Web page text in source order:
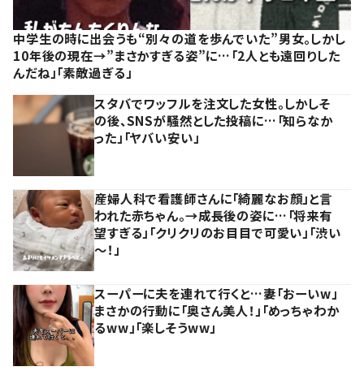
中学生の時に出会うも“別々の道を歩んでいた”男女。しかし
10年後の現在→”まさかすぎる姿”に…「2人とも遠回りした
んだね」「素敵過ぎる」
スタバでワッフルを注文した女性。しかしそ
の後、SNSが騒然とした投稿に…「知らなか
った」「ヤバい安い」
産婦人科で看護師さんに「綺麗なお顔」と言
われた赤ちゃん。→成長後の姿に…「将来有
望すぎる」「クリクリのお目目で可愛い」「渋い
～！」
スーパーに夫を連れて行くと…妻「おーいw」
まさかの行動に「奥さん美人！」「めっちゃわか
るww」「楽しそうww」